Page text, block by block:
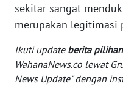
sekitar sangat
merupakan legitimasi
Ikuti update berita pilihan
WahanaNews.co lewat
News Update" dengan
SUMUT
WN
JAKARTA